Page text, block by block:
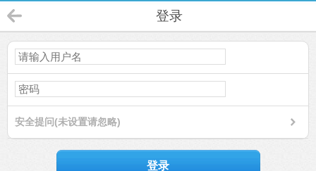
登录
安全提问(未设置请忽略)
登录